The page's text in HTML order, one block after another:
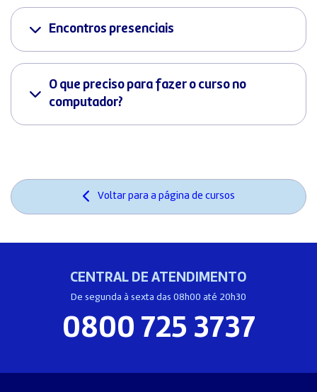
Encontros presenciais
O que preciso para fazer o curso no
computador?
Voltar para a página de cursos
CENTRAL DE ATENDIMENTO
De segunda à sexta das 08h00 até 20h30
0800 725 3737